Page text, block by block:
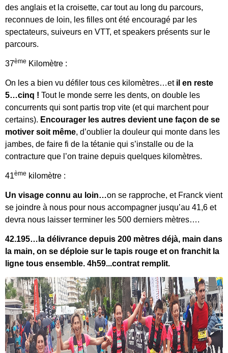
des anglais et la croisette, car tout au long du parcours,
reconnues de loin, les filles ont été encouragé par les
spectateurs, suiveurs en VTT, et speakers présents sur le
parcours.
37ème Kilomètre :
On les a bien vu défiler tous ces kilomètres…et il en reste
5…cinq ! Tout le monde serre les dents, on double les
concurrents qui sont partis trop vite (et qui marchent pour
certains). Encourager les autres devient une façon de se
motiver soit même, d’oublier la douleur qui monte dans les
jambes, de faire fi de la tétanie qui s’installe ou de la
contracture que l’on traine depuis quelques kilomètres.
41ème kilomètre :
Un visage connu au loin…on se rapproche, et Franck vient
se joindre à nous pour nous accompagner jusqu’au 41,6 et
devra nous laisser terminer les 500 derniers mètres….
42.195…la délivrance depuis 200 mètres déjà, main dans
la main, on se déploie sur le tapis rouge et on franchit la
ligne tous ensemble. 4h59...contrat remplit.